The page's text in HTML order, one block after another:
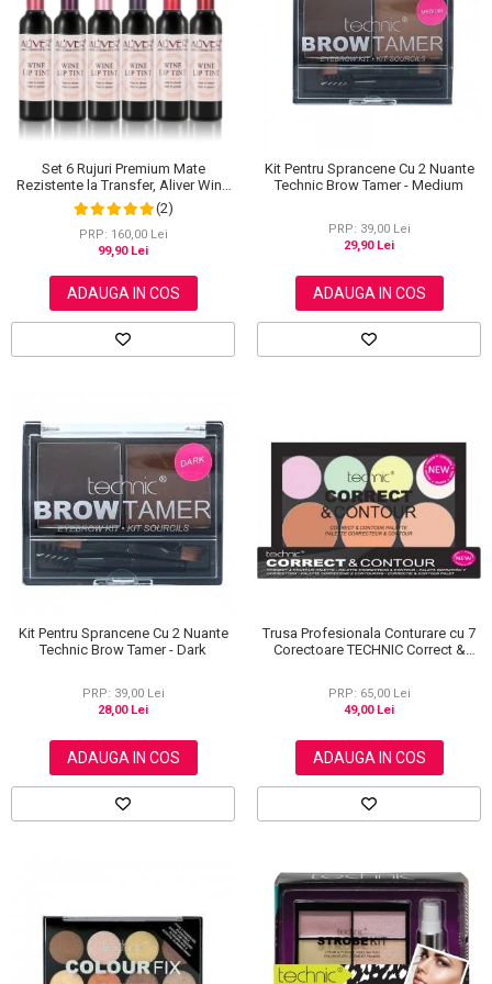
Scrub / Balsam de buze
Netestate pe Animale
Set 6 Rujuri Premium Mate
Rezistente la Transfer, Aliver Wine
Lip Tint Waterproof, 7 g X 6 buc
(2)
PRP: 160,00 Lei
99,90 Lei
ADAUGA IN COS
Kit Pentru Sprancene Cu 2 Nuante
Technic Brow Tamer - Medium
PRP: 39,00 Lei
29,90 Lei
ADAUGA IN COS
Kit Pentru Sprancene Cu 2 Nuante
Technic Brow Tamer - Dark
PRP: 39,00 Lei
28,00 Lei
ADAUGA IN COS
Trusa Profesionala Conturare cu 7
Corectoare TECHNIC Correct &
PRP: 65,00 Lei
49,00 Lei
ADAUGA IN COS